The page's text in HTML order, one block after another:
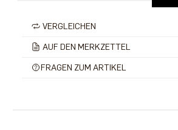
VERGLEICHEN
AUF DEN MERKZETTEL
FRAGEN ZUM ARTIKEL